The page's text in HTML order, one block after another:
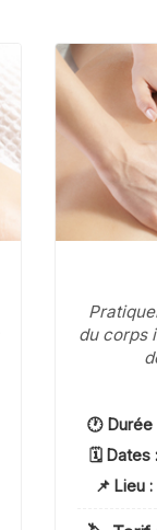
du corps
🕐 Durée
🗓 Dates :
📌 Lieu :